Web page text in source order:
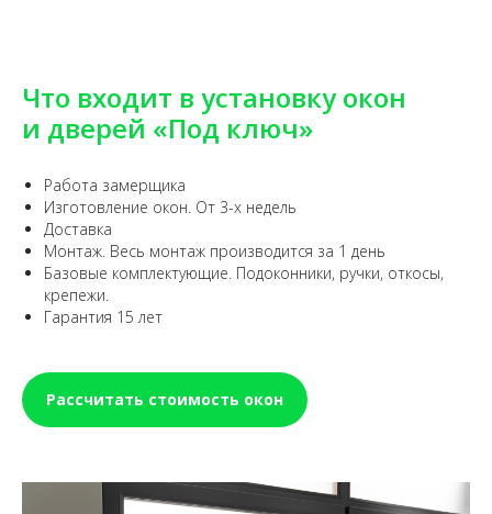
Что входит в установку окон
и дверей «Под ключ»
Работа замерщика
Изготовление окон. От 3-х недель
Доставка
Монтаж. Весь монтаж производится за 1 день
Базовые комплектующие. Подоконники, ручки, откосы,
крепежи.
Гарантия 15 лет
Рассчитать стоимость окон